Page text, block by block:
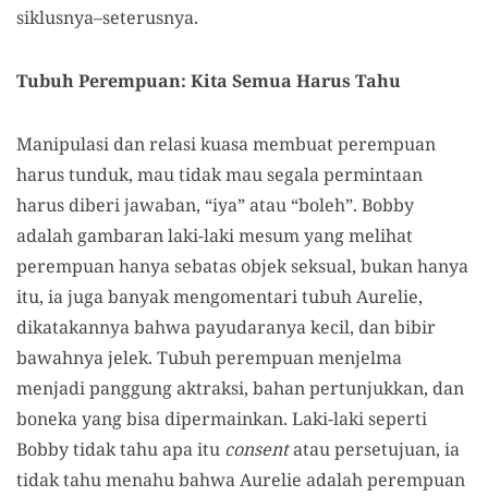
siklusnya–seterusnya.
Tubuh Perempuan: Kita Semua Harus Tahu
Manipulasi dan relasi kuasa membuat perempuan
harus tunduk, mau tidak mau segala permintaan
harus diberi jawaban, “iya” atau “boleh”. Bobby
adalah gambaran laki-laki mesum yang melihat
perempuan hanya sebatas objek seksual, bukan hanya
itu, ia juga banyak mengomentari tubuh Aurelie,
dikatakannya bahwa payudaranya kecil, dan bibir
bawahnya jelek. Tubuh perempuan menjelma
menjadi panggung aktraksi, bahan pertunjukkan, dan
boneka yang bisa dipermainkan. Laki-laki seperti
Bobby tidak tahu apa itu consentatau persetujuan, ia
tidak tahu menahu bahwa Aurelie adalah perempuan